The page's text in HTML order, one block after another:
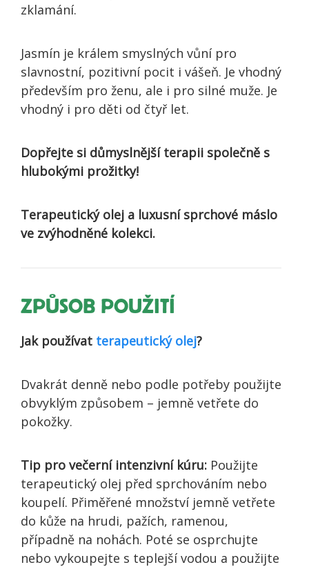
zklamání.
Jasmín je králem smyslných vůní pro
slavnostní, pozitivní pocit i vášeň. Je vhodný
především pro ženu, ale i pro silné muže. Je
vhodný i pro děti od čtyř let.
Dopřejte si důmyslnější terapii společně s
hlubokými prožitky!
Terapeutický olej a luxusní sprchové máslo
ve zvýhodněné kolekci.
ZPŮSOB POUŽITÍ
Jak používat terapeutický olej?
Dvakrát denně nebo podle potřeby použijte
obvyklým způsobem – jemně vetřete do
pokožky.
Tip pro večerní intenzivní kúru: Použijte
terapeutický olej před sprchováním nebo
koupelí. Přiměřené množství jemně vetřete
do kůže na hrudi, pažích, ramenou,
případně na nohách. Poté se osprchujte
nebo vykoupejte s teplejší vodou a použijte